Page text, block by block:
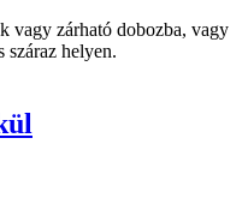
vagy zárható dobozba, vagy
helyen.